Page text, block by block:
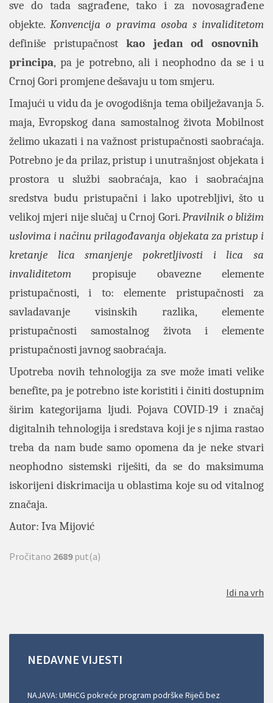
sve do tada sagrađene, tako i za novosagrađene
objekte.Konvencija o pravima osoba s invaliditetom
definiše pristupačnostkao jedan od osnovnih
principa, pa je potrebno, ali i neophodno da se i u
Crnoj Gori promjene dešavaju u tom smjeru.
Imajući u vidu da je ovogodišnja tema obilježavanja 5.
maja, Evropskog dana samostalnog života Mobilnost
želimo ukazati i na važnost pristupačnosti saobraćaja.
Potrebno je da prilaz, pristup i unutrašnjost objekata i
prostora u službi saobraćaja, kao i saobraćajna
sredstva budu pristupačni i lako upotrebljivi, što u
velikoj mjeri nije slučaj u Crnoj Gori.Pravilnik o bližim
uslovima i načinu prilagođavanja objekata za pristup i
kretanje lica smanjenje pokretljivosti i lica sa
invaliditetom propisuje obavezne elemente
pristupačnosti, i to: elemente pristupačnosti za
savladavanje visinskih razlika, elemente
pristupačnosti samostalnog života i elemente
pristupačnosti javnog saobraćaja.
Upotreba novih tehnologija za sve može imati velike
benefite, pa je potrebno iste koristiti i činiti dostupnim
širim kategorijama ljudi. Pojava COVID-19 i značaj
digitalnih tehnologija i sredstava koji je s njima rastao
treba da nam bude samo opomena da je neke stvari
neophodno sistemski riješiti, da se do maksimuma
iskorijeni diskrimacija u oblastima koje su od vitalnog
značaja.
Autor: Iva Mijović
Pročitano 2689put(a)
Idi na vrh
NEDAVNE VIJESTI
NAJAVA: UMHCG pokreće program podrške Riječi bez